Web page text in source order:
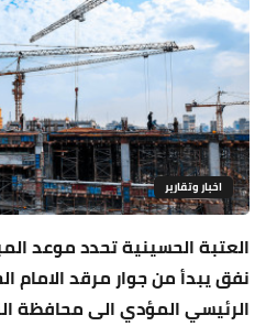
اخبار وتقارير
العتبة الحسينية تحدد موعد
نفق يبدأ من جوار مرقد الامام
الرئيسي المؤدي الى محافظة